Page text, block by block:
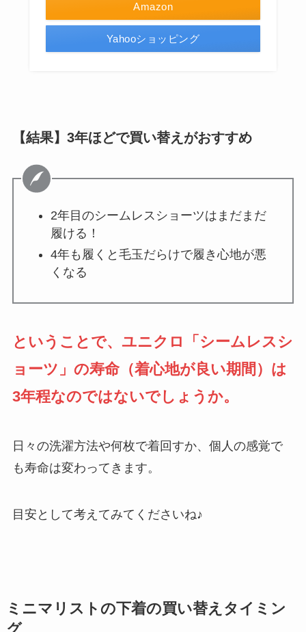
Amazon
Yahooショッピング
【結果】3年ほどで買い替えがおすすめ
2年目のシームレスショーツはまだまだ
履ける！
4年も履くと毛玉だらけで履き心地が悪
くなる
ということで、ユニクロ「シームレスシ
ョーツ」の寿命（着心地が良い期間）は
3年程なのではないでしょうか。
日々の洗濯方法や何枚で着回すか、個人の感覚で
も寿命は変わってきます。
目安として考えてみてくださいね♪
ミニマリストの下着の買い替えタイミン